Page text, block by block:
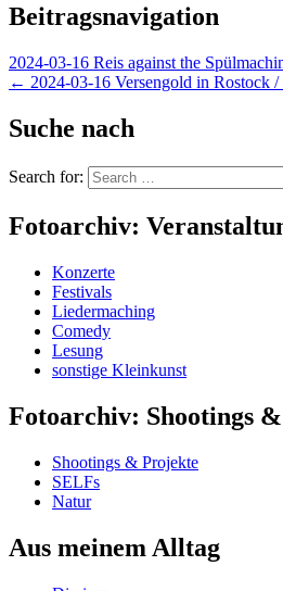
Beitragsnavigation
2024-03-16 Reis against the
← 2024-03-16 Versengold in Rostock /
Suche nach
Search for:
Fotoarchiv:
Konzerte
Festivals
Liedermaching
Comedy
Lesung
sonstige Kleinkunst
Fotoarchiv: Shootings
Shootings & Projekte
SELFs
Natur
Aus meinem Alltag